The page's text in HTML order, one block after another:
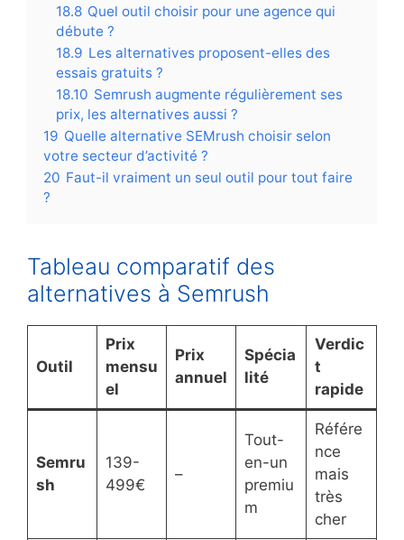
18.8 Quel outil choisir pour une agence qui
débute ?
18.9 Les alternatives proposent-elles des
essais gratuits ?
18.10 Semrush augmente régulièrement ses
prix, les alternatives aussi ?
19 Quelle alternative SEMrush choisir selon
votre secteur d’activité ?
20 Faut-il vraiment un seul outil pour tout faire
?
Tableau comparatif des
alternatives à Semrush
Outil
Prix
mensu
el
Prix
annuel
Spécia
lité
Verdic
t
rapide
Semru
sh
139-
499€
–
Tout-
en-un
premiu
m
Référe
nce
mais
très
cher